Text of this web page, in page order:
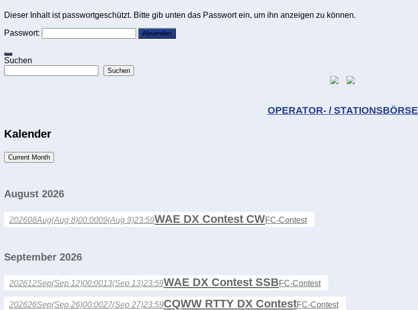
Dieser Inhalt ist passwortgeschützt. Bitte gib unten das Passwort ein, um ihn anzeigen zu können.
Passwort:
Suchen
Suchen
OPERATOR- / STATIONSBÖRSE
Kalender
Current Month
August 2026
202608Aug(Aug 8)00:0009(Aug 9)23:59WAE DX Contest CWFC-Contest
September 2026
202612Sep(Sep 12)00:0013(Sep 13)23:59WAE DX Contest SSBFC-Contest
202626Sep(Sep 26)00:0027(Sep 27)23:59CQWW RTTY DX ContestFC-Contest